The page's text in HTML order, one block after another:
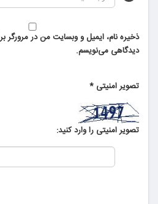
ذخیره نام، ایمیل و وبسایت من در مرورگر
دیدگاهی می‌نویسم.
تصویر امنیتی *
تصویر امنیتی را وارد کنید: